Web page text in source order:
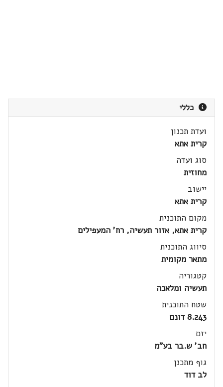
כללי
ועדת תכנון
קרית אתא
סוג ועדה
מחוזית
יישוב
קרית אתא
מקום התוכנית
קרית אתא, אזור תעשיה, רח' המעפילים
סיווג התוכנית
מתאר מקומית
קטגוריה
תעשיה ומלאכה
שטח התוכנית
8.243 דונם
יזם
חב' ש.בר בע"מ
גוף מתכנן
לב דוד